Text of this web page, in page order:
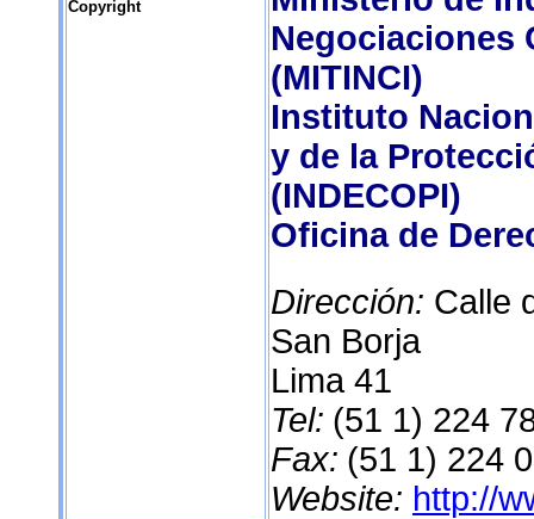
Copyright
Negociaciones
(MITINCI)
Instituto
y de la
(INDECOPI)
Oficina de
Dirección: Calle
San Borja
Lima 41
Tel: (51 1) 224
Fax: (51 1) 224
Website: http://